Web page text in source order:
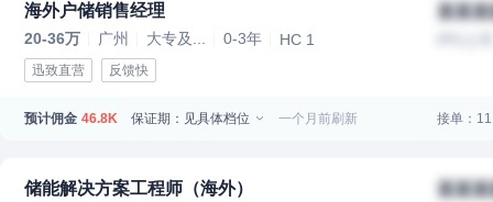
海外户储销售经理
20-36万 广州 大专及... 0-3年 HC 1
迅致直营 反馈快
某某
预计佣金 46.8K 保证期：见具体档位 一个月前刷新 接单：11
储能解决方案工程师（海外） 某某